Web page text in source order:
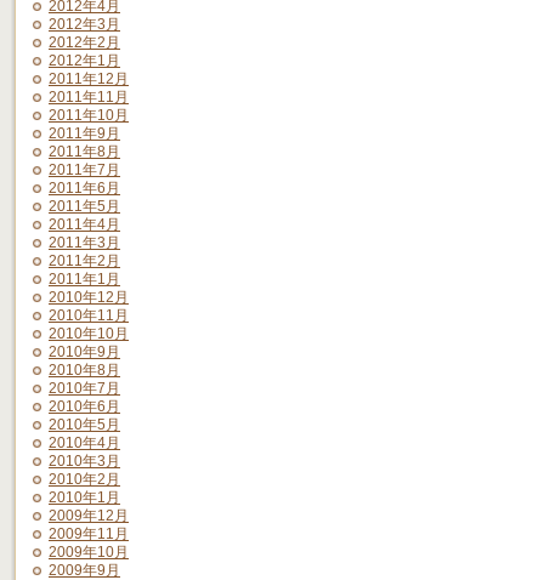
2012年4月
2012年3月
2012年2月
2012年1月
2011年12月
2011年11月
2011年10月
2011年9月
2011年8月
2011年7月
2011年6月
2011年5月
2011年4月
2011年3月
2011年2月
2011年1月
2010年12月
2010年11月
2010年10月
2010年9月
2010年8月
2010年7月
2010年6月
2010年5月
2010年4月
2010年3月
2010年2月
2010年1月
2009年12月
2009年11月
2009年10月
2009年9月